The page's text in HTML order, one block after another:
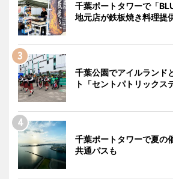
千葉ポートタワーで「
地元店が鉄板焼き料理提
千葉公園でアイルランド
ト「セントパトリックス
千葉ポートタワーで夏
共通パスも